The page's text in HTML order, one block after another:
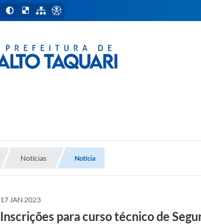
Notícias Notícia
17 JAN 2023
Inscrições para curso técnico de